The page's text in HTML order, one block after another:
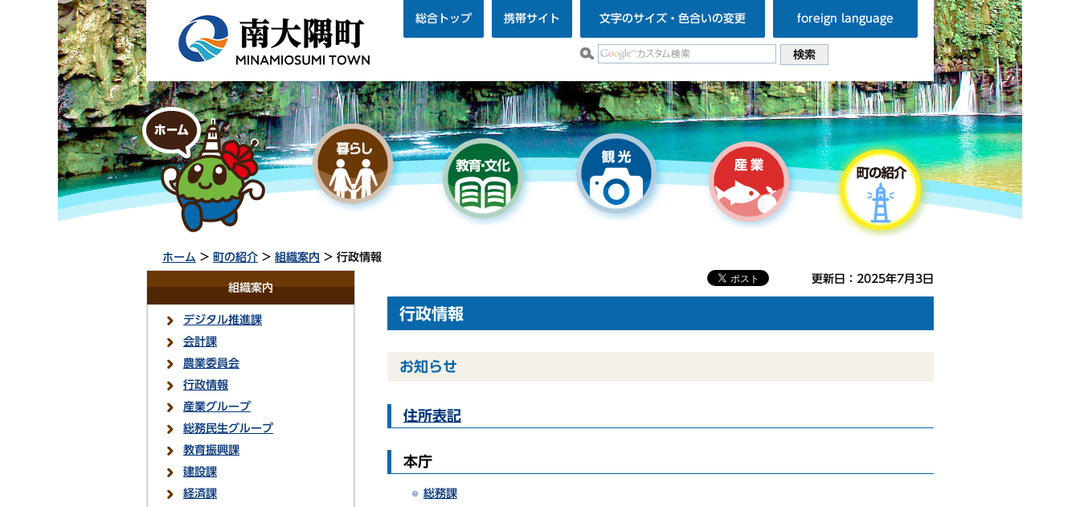
総合トップ 携帯サイト 文字のサイズ・色合いの変更 foreign language
ホーム > 町の紹介 > 組織案内 > 行政情報
組織案内
デジタル推進課
会計課
農業委員会
行政情報
産業グループ
総務民生グループ
教育振興課
建設課
経済課
更新日：2025年7月3日
行政情報
お知らせ
住所表記
本庁
総務課